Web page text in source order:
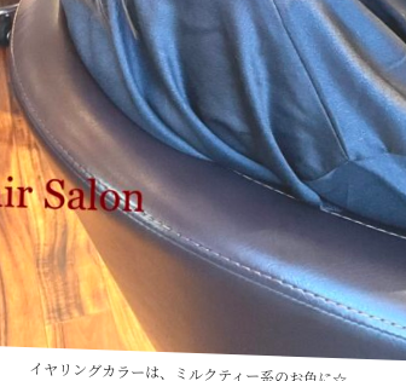
イヤリングカラーは、ミルクティー系のお色に☆